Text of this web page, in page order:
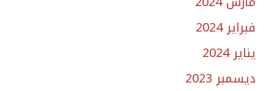
فبراير 2024
يناير 2024
ديسمبر 2023